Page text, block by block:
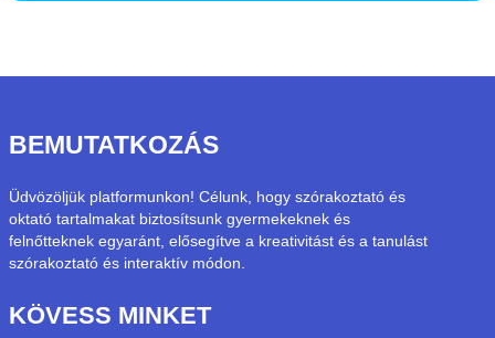
BEMUTATKOZÁS
Üdvözöljük platformunkon! Célunk, hogy szórakoztató és
oktató tartalmakat biztosítsunk gyermekeknek és
felnőtteknek egyaránt, elősegítve a kreativitást és a tanulást
szórakoztató és interaktív módon.
KÖVESS MINKET